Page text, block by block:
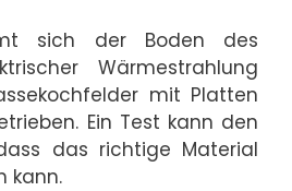
sich der Boden des
Wärmestrahlung
mit Platten
Ein Test kann den
das richtige Material
kann.